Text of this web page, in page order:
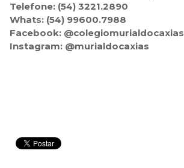
Telefone: (54) 3221.2890
Whats: (54) 99600.7988
Facebook: @colegiomurialdocaxias
Instagram: @murialdocaxias